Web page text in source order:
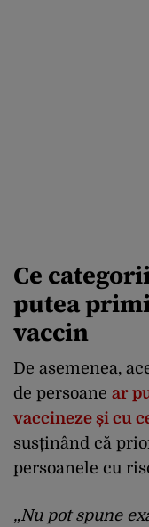
Ce
putea
vaccin
De asemenea,
de persoane ar
vaccineze și cu
susținând că
persoanele cu
„Nu pot spune